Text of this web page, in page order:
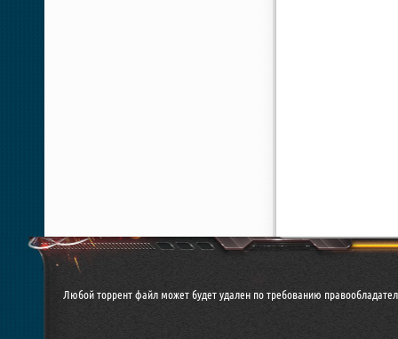
Любой торрент файл может будет удален по требованию